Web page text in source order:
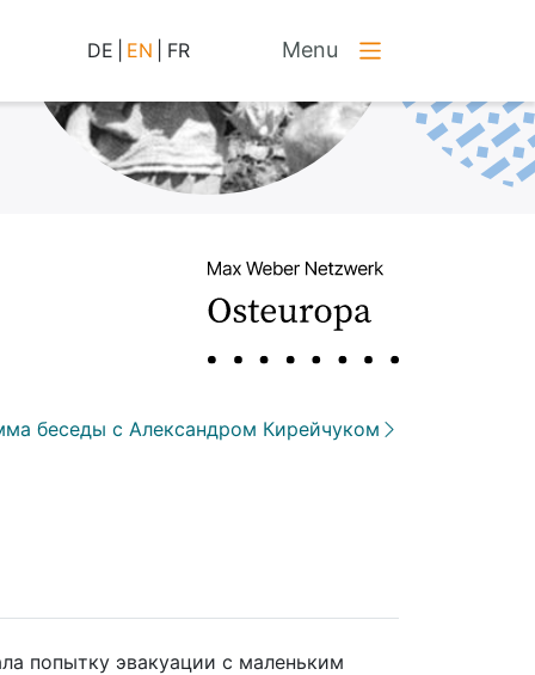
DE EN FR Menu
беседы с Александром Кирейчуком
попытку эвакуации с маленьким